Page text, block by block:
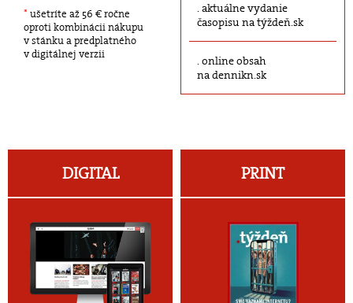
* ušetríte až 56 € ročne
oproti kombinácii nákupu
v stánku a predplatného
v digitálnej verzii
aktuálne vydanie
časopisu na týždeň.sk
online obsah
na dennikn.sk
DIGITAL PRINT